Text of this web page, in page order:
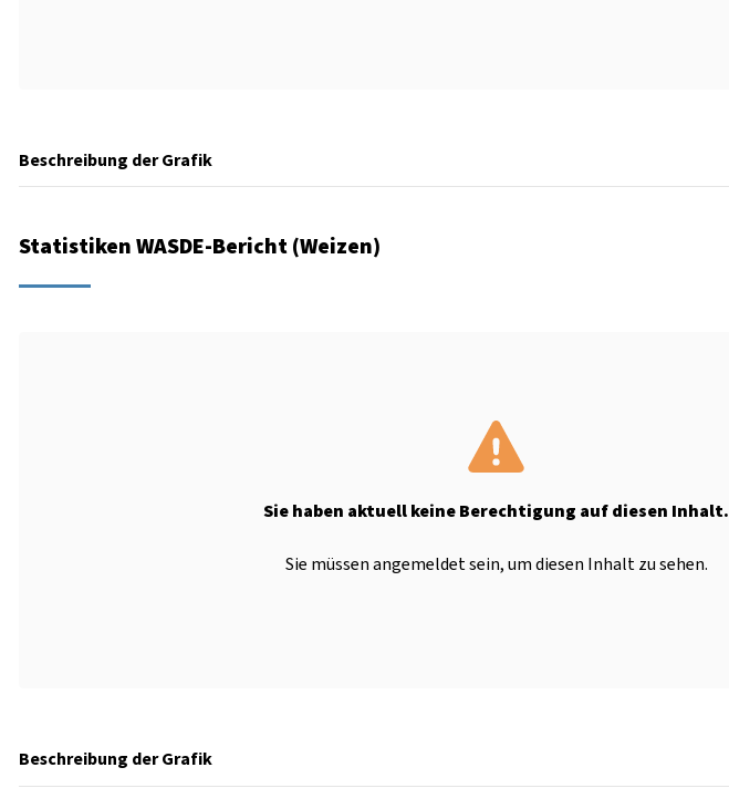
Beschreibung der Grafik
Statistiken WASDE-Bericht (Weizen)
Sie haben aktuell keine Berechtigung auf diesen Inhalt.
Sie müssen angemeldet sein, um diesen Inhalt zu sehen.
Beschreibung der Grafik